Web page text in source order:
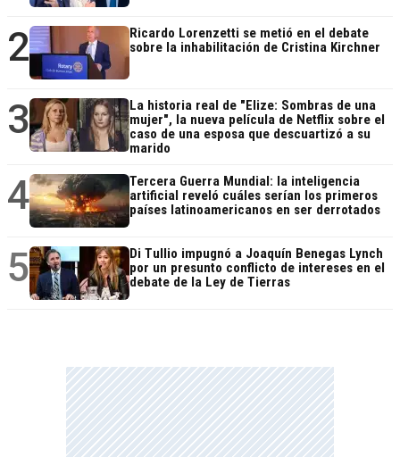
2
Ricardo Lorenzetti se metió en el debate
sobre la inhabilitación de Cristina Kirchner
3
La historia real de "Elize: Sombras de una
mujer", la nueva película de Netflix sobre el
caso de una esposa que descuartizó a su
marido
4
Tercera Guerra Mundial: la inteligencia
artificial reveló cuáles serían los primeros
países latinoamericanos en ser derrotados
5
Di Tullio impugnó a Joaquín Benegas Lynch
por un presunto conflicto de intereses en el
debate de la Ley de Tierras